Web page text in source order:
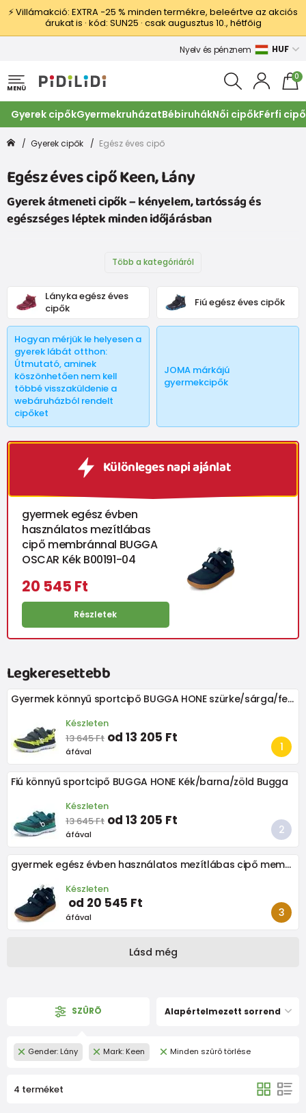
⚡ Villámakció: EXTRA −25 % minden termékre, beleértve az akciós
árukat is · kód: SUN25 · csak augusztus 10., hétfőig
Nyelv és pénznem HUF
MENÜ
0
Gyerek cipőkGyermekruházatBébiruhákNői cipőkFérfi
Gyerek cipők Egész éves cipő
Egész éves cipő Keen, Lány
Gyerek átmeneti cipők – kényelem, tartósság és
egészséges léptek minden időjárásban
Több a kategóriáról
Lányka egész éves
cipők
Fiú egész éves cipők
Hogyan mérjük le helyesen a
gyerek lábát otthon:
Útmutató, aminek
köszönhetően nem kell
többé visszaküldenie a
webáruházból rendelt
cipőket
JOMA márkájú
gyermekcipők
Különleges napi ajánlat
gyermek egész évben
használatos mezítlábas
cipő membránnal BUGGA
OSCAR Kék B00191-04
20 545 Ft
Részletek
Legkeresettebb
Gyermek könnyű sportcipő BUGGA HONE szürke/sárga/fekete
Készleten
13 645 Ft od 13 205 Ft
áfával
Fiú könnyű sportcipő BUGGA HONE Kék/barna/zöld Bugga
Készleten
13 645 Ft od 13 205 Ft
áfával
gyermek egész évben használatos mezítlábas cipő membránnal BUGGA OSCAR Kék B00191-04
Készleten
od 20 545 Ft
áfával
Lásd még
SZÛRÕ Alapértelmezett sorrend
Gender: Lány Mark: Keen Minden szûrõ törlése
4 terméket